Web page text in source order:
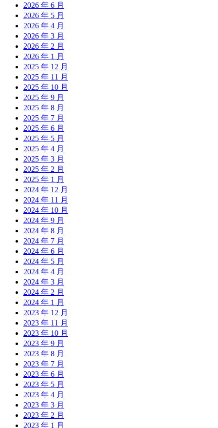
2026 年 6 月
2026 年 5 月
2026 年 4 月
2026 年 3 月
2026 年 2 月
2026 年 1 月
2025 年 12 月
2025 年 11 月
2025 年 10 月
2025 年 9 月
2025 年 8 月
2025 年 7 月
2025 年 6 月
2025 年 5 月
2025 年 4 月
2025 年 3 月
2025 年 2 月
2025 年 1 月
2024 年 12 月
2024 年 11 月
2024 年 10 月
2024 年 9 月
2024 年 8 月
2024 年 7 月
2024 年 6 月
2024 年 5 月
2024 年 4 月
2024 年 3 月
2024 年 2 月
2024 年 1 月
2023 年 12 月
2023 年 11 月
2023 年 10 月
2023 年 9 月
2023 年 8 月
2023 年 7 月
2023 年 6 月
2023 年 5 月
2023 年 4 月
2023 年 3 月
2023 年 2 月
2023 年 1 月